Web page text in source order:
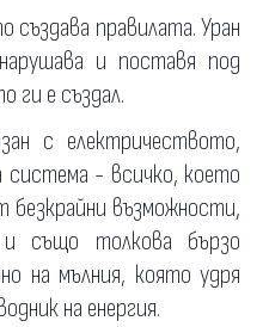
създава правилата. Уран
и поставя под
ги е създал.
с електричеството,
система - всичко, което
безкрайни възможности,
и също толкова бързо
на мълния, която удря
на енергия.